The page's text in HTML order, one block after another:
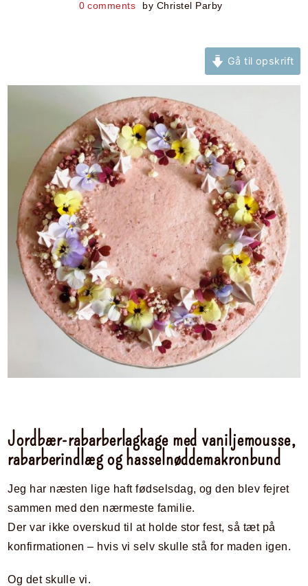
0 comments by Christel Parby
Gå til opskrift
Jordbær-rabarberlagkage med vaniljemousse,
rabarberindlæg og hasselnøddemakronbund
Jeg har næsten lige haft fødselsdag, og den blev fejret
sammen med den nærmeste familie.
Der var ikke overskud til at holde stor fest, så tæt på
konfirmationen – hvis vi selv skulle stå for maden igen.
Og det skulle vi.